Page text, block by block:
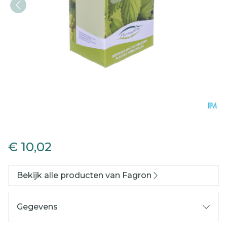
€ 10,02
Bekijk alle producten van Fagron
Gegevens